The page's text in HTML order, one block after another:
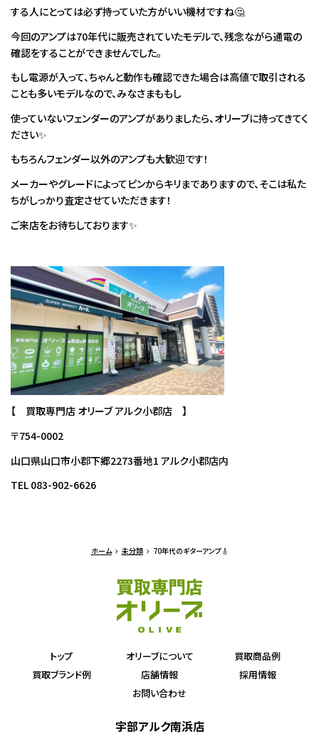
する人にとっては必ず持っていた方がいい機材ですね🤔
今回のアンプは70年代に販売されていたモデルで、残念ながら通電の
確認をすることができませんでした。
もし電源が入って、ちゃんと動作も確認できた場合は高値で取引される
ことも多いモデルなので、みなさまももし
使っていないフェンダーのアンプがありましたら、オリーブに持ってきてく
ださい✨
もちろんフェンダー以外のアンプも大歓迎です！
メーカーやグレードによってピンからキリまでありますので、そこは私た
ちがしっかり査定させていただきます！
ご来店をお待ちしております✨
【 買取専門店 オリーブ アルク小郡店 】
〒754-0002
山口県山口市小郡下郷2273番地1 アルク小郡店内
TEL 083-902-6626
ホーム 未分類 70年代のギターアンプ🎸
トップ オリーブについて
買取商品例
買取ブランド例
店舗情報
採用情報
お問い合わせ
宇部アルク南浜店